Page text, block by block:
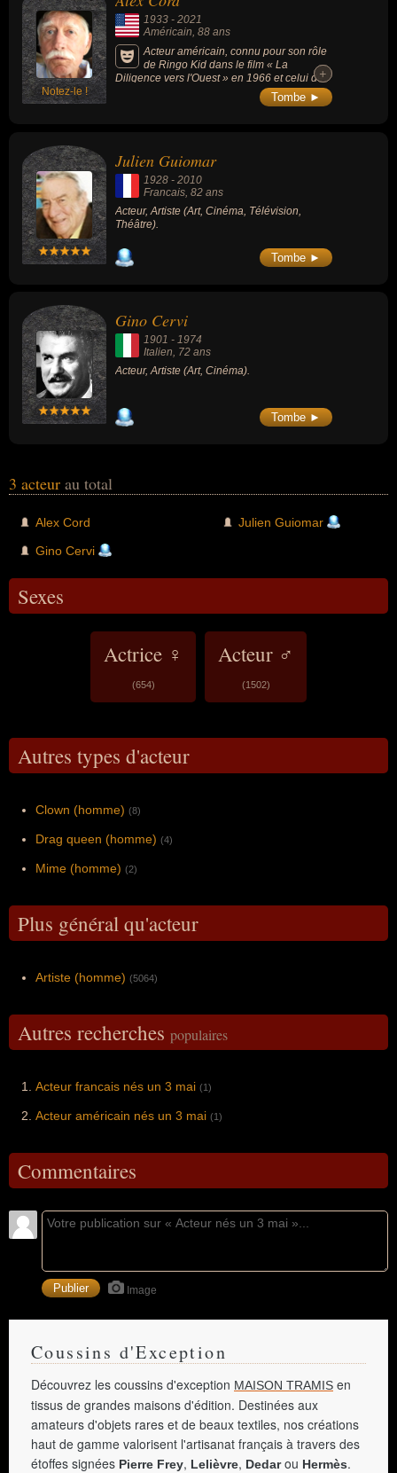
leurs morts, ils peuvent avoir été américain, francais ou italien par
exemple.
Notez-le !
1933 - 2021
Américain, 88 ans
Acteur américain, connu pour son rôle
de Ringo Kid dans le film « La
Diligence vers l'Ouest » en 1966 et celui de
Michael "Archangel" Coldsmith-Briggs III
dans la série emblématique « Supercopter »
+
+
Tombe ►
Julien Guiomar
1928 - 2010
Francais , 82 ans
Acteur, Artiste (Art, Cinéma, Télévision,
Théâtre).
Tombe ►
Gino Cervi
1901 - 1974
Italien, 72 ans
Acteur, Artiste (Art, Cinéma).
Tombe ►
3 acteur au total
Alex Cord
Gino Cervi
Julien Guiomar
Sexes
Actrice ♀
(654)
Acteur ♂
(1502)
Autres types d'acteur
Clown (homme) (8)
Drag queen (homme) (4)
Mime (homme) (2)
Plus général qu'acteur
Artiste (homme) (5064)
Autres recherches populaires
Acteur francais nés un 3 mai (1)
Acteur américain nés un 3 mai (1)
Commentaires
Image
Coussins d'Exception
Découvrez les coussins d'exception MAISON TRAMIS en
tissus de grandes maisons d'édition. Destinées aux
amateurs d'objets rares et de beaux textiles, nos créations
haut de gamme valorisent l'artisanat français à travers des
étoffes signées Pierre Frey, Lelièvre, Dedarou Hermès.